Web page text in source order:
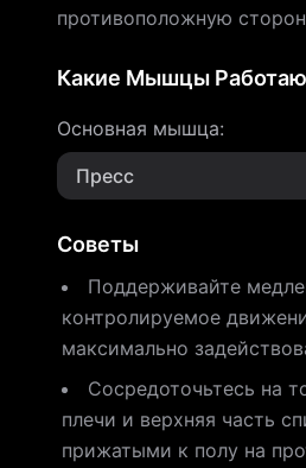
противоположную
Какие Мышцы
Основная мышца:
Пресс
Советы
Поддерживайте
контролируемое
максимально
Сосредоточьтесь на
плечи и верхняя часть
прижатыми к полу на